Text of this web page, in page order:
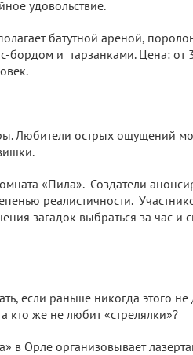
удовольствие.
батутной ареной,
бордом и тарзанками. Цена: от
Любители острых ощущений
«Пила». Создатели
реалистичности.
загадок выбраться за час и
если раньше никогда этого не
кто же не любит «стрелялки»?
в Орле организовывает